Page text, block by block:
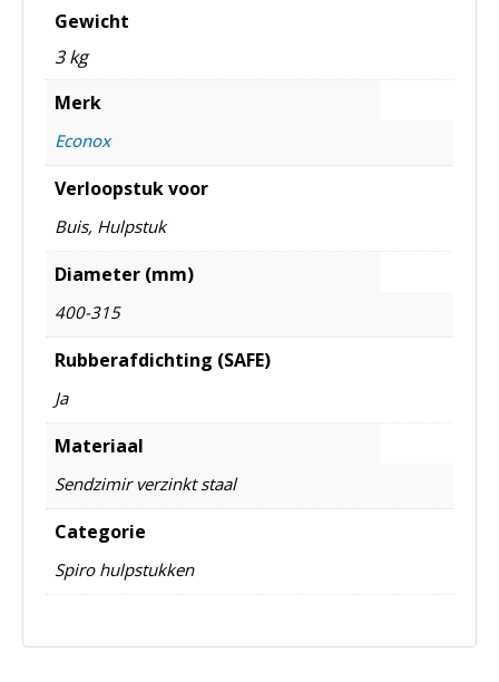
Gewicht
3 kg
Merk
Econox
Verloopstuk voor
Buis, Hulpstuk
Diameter (mm)
400-315
Rubberafdichting (SAFE)
Ja
Materiaal
Sendzimir verzinkt staal
Categorie
Spiro hulpstukken